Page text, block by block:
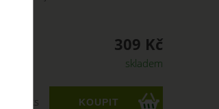
309 Kč
skladem
ks